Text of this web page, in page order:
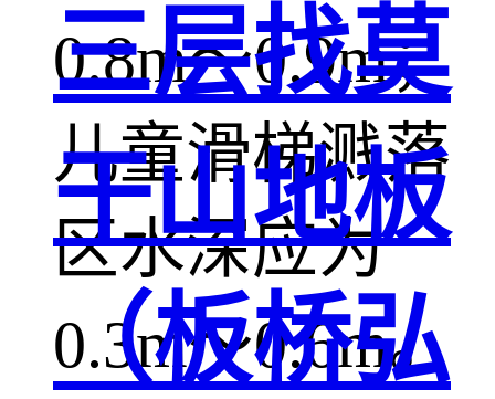
0.8m～0.9m；
儿童滑梯溅落
区水深应为
0.3m～0.6m。
三层找莫
干山地板
（板桥弘